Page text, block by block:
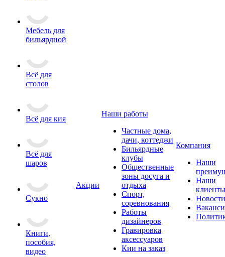
Мебель для
бильярдной
Всё для
столов
Всё для кия
Всё для
шаров
Сукно
Книги,
пособия,
видео
Акции
Наши работы
Частные дома,
дачи, коттеджи
Бильярдные
клубы
Общественные
зоны досуга и
отдыха
Спорт,
соревнования
Работы
дизайнеров
Гравировка
аксессуаров
Кии на заказ
Компания
Наши
Наши
клиенты
Новости